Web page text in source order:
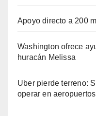
Apoyo directo a 200
Washington ofrece
huracán Melissa
Uber pierde terreno:
operar en